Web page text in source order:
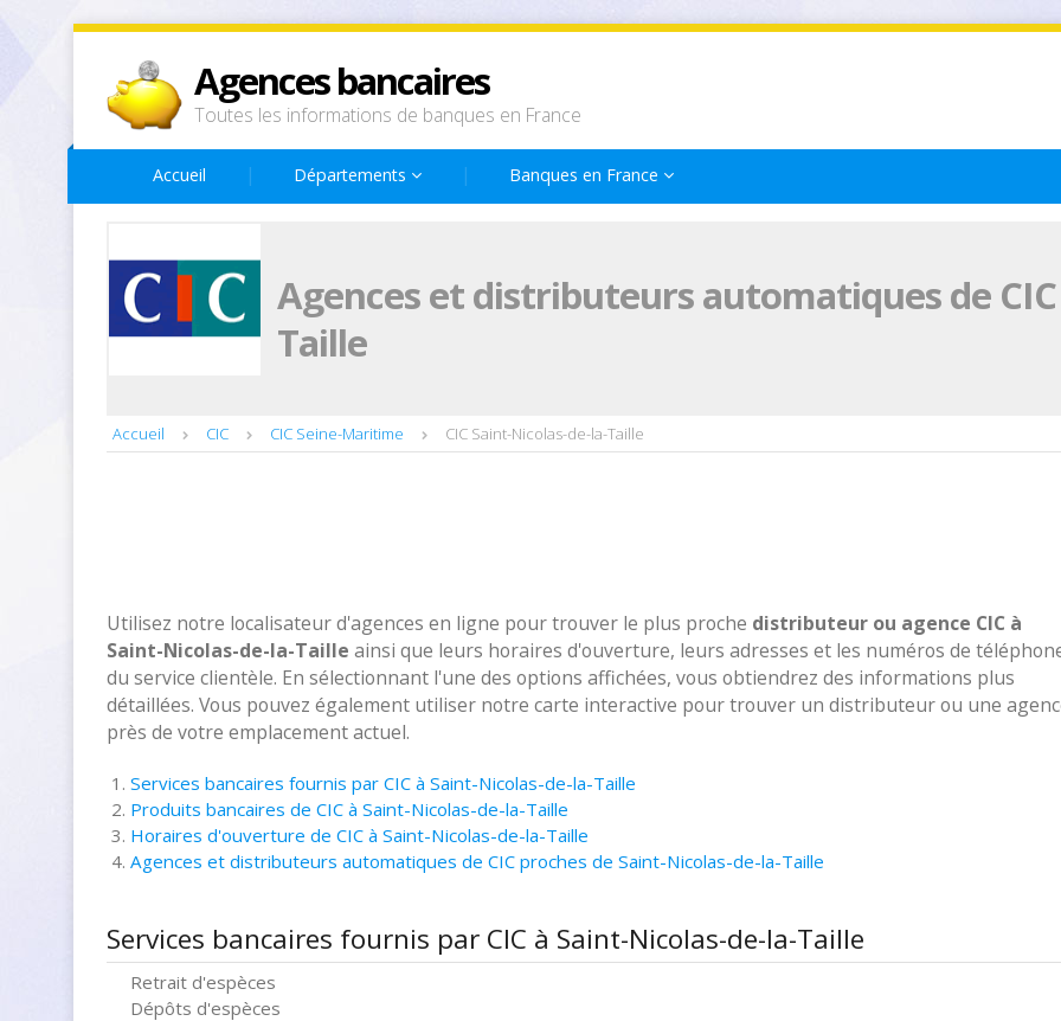
Agences bancaires
Toutes les informations de banques en France
Accueil Départements Banques en France
Agences et distributeurs automatiques de
Taille
Accueil CIC CIC Seine-Maritime CIC Saint-Nicolas-de-la-Taille
Utilisez notre localisateur d'agences en ligne pour trouver le plus proche distributeur ou agence CIC à
Saint-Nicolas-de-la-Taille ainsi que leurs horaires d'ouverture, leurs adresses et les numéros de
du service clientèle. En sélectionnant l'une des options affichées, vous obtiendrez des informations plus
détaillées. Vous pouvez également utiliser notre carte interactive pour trouver un distributeur ou une
près de votre emplacement actuel.
Services bancaires fournis par CIC à Saint-Nicolas-de-la-Taille
Produits bancaires de CIC à Saint-Nicolas-de-la-Taille
Horaires d'ouverture de CIC à Saint-Nicolas-de-la-Taille
Agences et distributeurs automatiques de CIC proches de Saint-Nicolas-de-la-Taille
Services bancaires fournis par CIC à Saint-Nicolas-de-la-Taille
Retrait d'espèces
Dépôts d'espèces